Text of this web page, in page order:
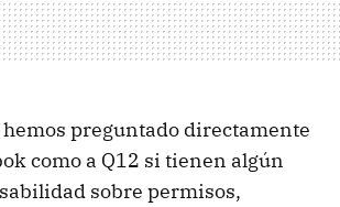
hemos preguntado directamente
como a Q12 si tienen algún
sobre permisos,